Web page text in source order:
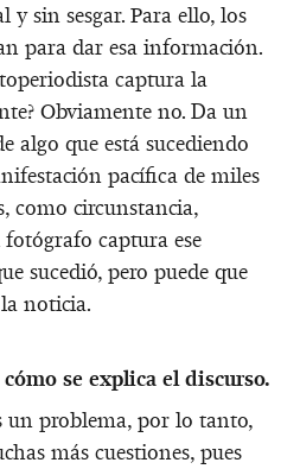
sin sesgar. Para ello, los
para dar esa información.
captura la
Obviamente no. Da un
algo que está sucediendo
pacífica de miles
como circunstancia,
captura ese
sucedió, pero puede que
noticia.
se explica el discurso.
un problema, por lo tanto,
más cuestiones, pues